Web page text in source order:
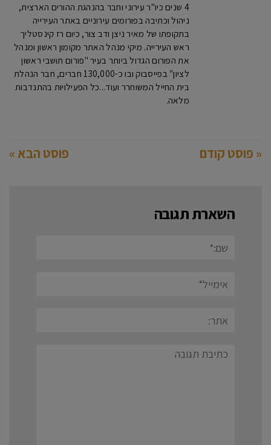
4 שנים כיו"ר עירוני וחבר בהנהגת ההורים הארצית,
ניהול וכתיבה בפורומים עירוניים באתר העירייה
בתקופתו של מאיר ניצן ודב צור, כיום רז קינסטליך
ראש העירייה. מיקי מנהל האתר מקומון ראשון ומנהל
את הפורום הגדול ביותר בעיר "פורום תושבי ראשון
לציון" בפייסבוק ובו כ-130,000 חברים, חבר הנהלת
בית החייל המשוחרר ועוד...כל הפעילויות בהתנדבות
מלאה.
« פוסט קודם פוסט הבא »
השארת תגובה
תגובה